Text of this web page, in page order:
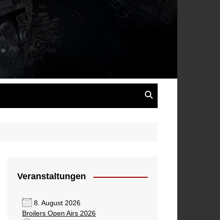
Veranstaltungen
8. August 2026
Broilers Open Airs 2026